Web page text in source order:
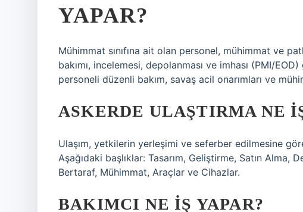
YAPAR?
Mühimmat sınıfına ait olan personel, mühimmat ve
bakımı, incelemesi, depolanması ve imhası (PMI/
personeli düzenli bakım, savaş acil onarımları ve
ASKERDE ULAŞTIRMA NE
Ulaşım, yetkilerin yerleşimi ve seferber edilmesine
Aşağıdaki başlıklar: Tasarım, Geliştirme, Satın Alma,
Bertaraf, Mühimmat, Araçlar ve Cihazlar.
BAKIMCI NE IŞ YAPAR?